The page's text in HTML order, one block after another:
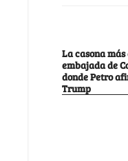
La casona más
embajada de
donde Petro
Trump